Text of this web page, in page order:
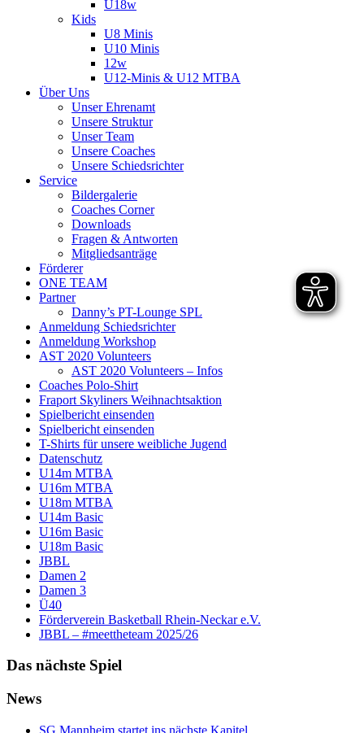
U18w
Kids
U8 Minis
U10 Minis
12w
U12-Minis & U12 MTBA
Über Uns
Unser Ehrenamt
Unsere Struktur
Unser Team
Unsere Coaches
Unsere Schiedsrichter
Service
Bildergalerie
Coaches Corner
Downloads
Fragen & Antworten
Mitgliedsanträge
Förderer
ONE TEAM
Partner
Danny’s PT-Lounge SPL
Anmeldung Schiedsrichter
Anmeldung Workshop
AST 2020 Volunteers
AST 2020 Volunteers – Infos
Coaches Polo-Shirt
Fraport Skyliners Weihnachtsaktion
Spielbericht einsenden
Spielbericht einsenden
T-Shirts für unsere weibliche Jugend
Datenschutz
U14m MTBA
U16m MTBA
U18m MTBA
U14m Basic
U16m Basic
U18m Basic
JBBL
Damen 2
Damen 3
Ü40
Förderverein Basketball Rhein-Neckar e.V.
JBBL – #meettheteam 2025/26
Das nächste Spiel
News
SG Mannheim startet ins nächste Kapitel